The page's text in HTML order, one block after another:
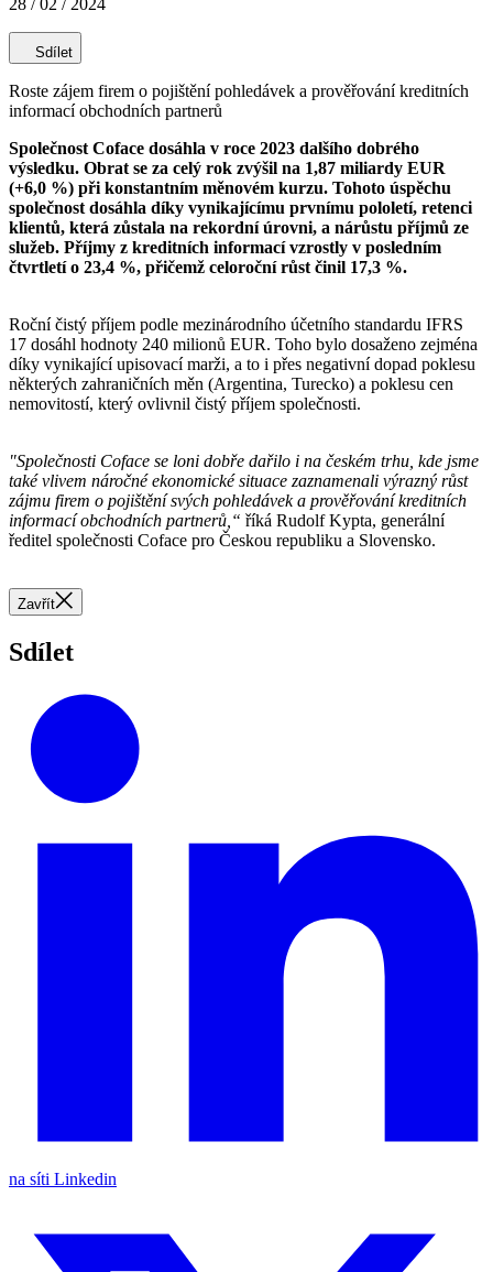
Sdílet
Roste zájem firem o pojištění pohledávek a prověřování kreditních
informací obchodních partnerů
Společnost Coface dosáhla v roce 2023 dalšího dobrého
výsledku. Obrat se za celý rok zvýšil na 1,87 miliardy EUR
(+6,0 %) při konstantním měnovém kurzu. Tohoto úspěchu
společnost dosáhla díky vynikajícímu prvnímu pololetí, retenci
klientů, která zůstala na rekordní úrovni, a nárůstu příjmů ze
služeb. Příjmy z kreditních informací vzrostly v posledním
čtvrtletí o 23,4 %, přičemž celoroční růst činil 17,3 %.
Roční čistý příjem podle mezinárodního účetního standardu IFRS
17 dosáhl hodnoty 240 milionů EUR. Toho bylo dosaženo zejména
díky vynikající upisovací marži, a to i přes negativní dopad poklesu
některých zahraničních měn (Argentina, Turecko) a poklesu cen
nemovitostí, který ovlivnil čistý příjem společnosti.
"Společnosti Coface se loni dobře dařilo i na českém trhu, kde jsme
také vlivem náročné ekonomické situace zaznamenali výrazný růst
zájmu firem o pojištění svých pohledávek a prověřování kreditních
informací obchodních partnerů,“ říká Rudolf Kypta, generální
ředitel společnosti Coface pro Českou republiku a Slovensko.
Zavřít
Sdílet
na síti Linkedin